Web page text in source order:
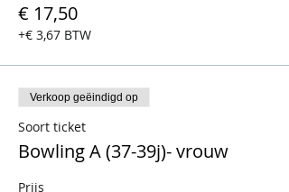
€ 17,50
+€ 3,67 BTW
Verkoop geëindigd op
Soort ticket
Bowling A (37-39j)- vrouw
Prijs